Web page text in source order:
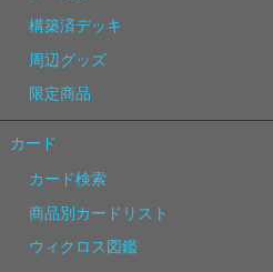
構築済デッキ
周辺グッズ
限定商品
カード
カード検索
商品別カードリスト
ウィクロス図鑑